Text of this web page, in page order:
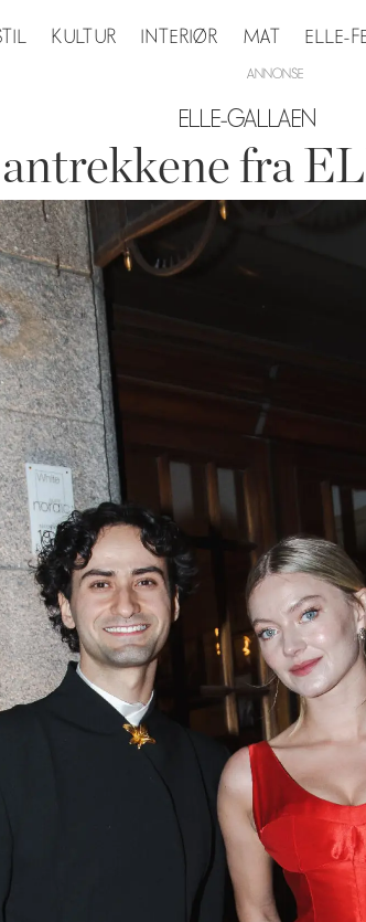
KULTUR INTERIØR MAT ELLE-
ELLE-GALLAEN
fra